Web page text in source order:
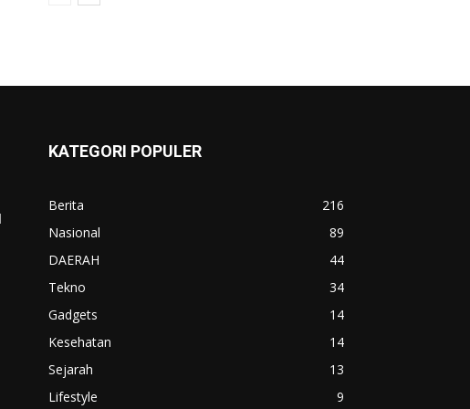
KATEGORI POPULER
Berita
216
Nasional
89
DAERAH
44
Tekno
34
Gadgets
14
Kesehatan
14
Sejarah
13
Lifestyle
9